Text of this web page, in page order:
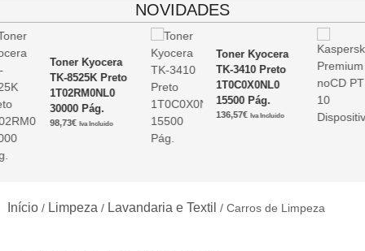
NOVIDADES
Toner Kyocera
TK-8525K Preto
1T02RM0NL0
30000 Pág.
98,73€ Iva Incluido
Toner Kyocera
TK-3410 Preto
1T0C0X0NL0
15500 Pág.
136,57€ Iva Incluido
Início/ Limpeza / Lavandaria e Textil / Carros de Limpeza